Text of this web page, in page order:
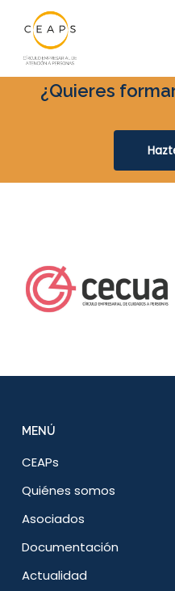
contenido
principal
¿Quieres
MENÚ
CEAPs
Quiénes somos
Asociados
Documentación
Actualidad